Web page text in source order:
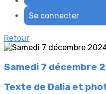
Se connecter
Retour
Samedi 7 décembre
Texte de Dalia et